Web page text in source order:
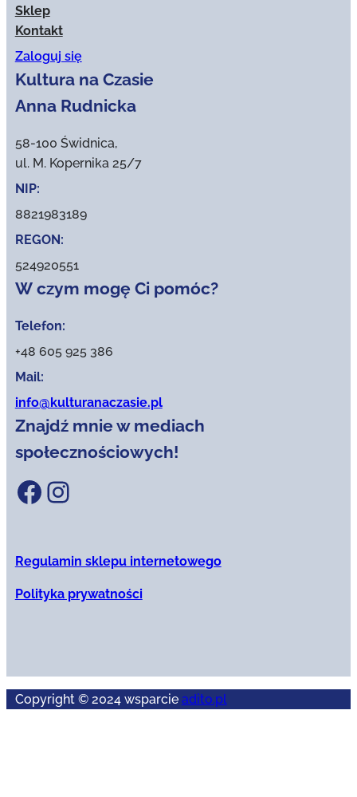
Sklep
Kontakt
Zaloguj się
Kultura na Czasie
Anna Rudnicka
58-100 Świdnica,
ul. M. Kopernika 25/7
NIP:
8821983189
REGON:
524920551
W czym mogę Ci pomóc?
Telefon:
+48 605 925 386
Mail:
info@kulturanaczasie.pl
Znajdź mnie w mediach
społecznościowych!
Facebook Instagram
Regulamin sklepu internetowego
Polityka prywatności
Copyright © 2024 wsparcie adito.pl